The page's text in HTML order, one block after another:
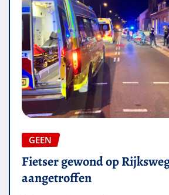
GEEN
Fietser gewond op
aangetroffen